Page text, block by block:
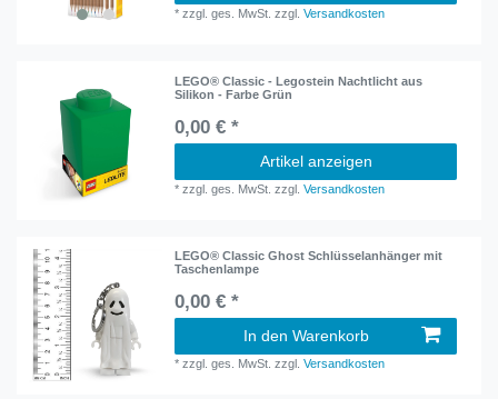
*zzgl. ges. MwSt. zzgl.Versandkosten
LEGO® Classic - Legostein Nachtlicht aus
Silikon - Farbe Grün
0,00 € *
Artikel anzeigen
*zzgl. ges. MwSt. zzgl.Versandkosten
LEGO® Classic Ghost Schlüsselanhänger mit
Taschenlampe
0,00 € *
In den Warenkorb
*zzgl. ges. MwSt. zzgl.Versandkosten